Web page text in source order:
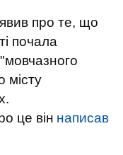
про те, що
почала
місту
це він написав